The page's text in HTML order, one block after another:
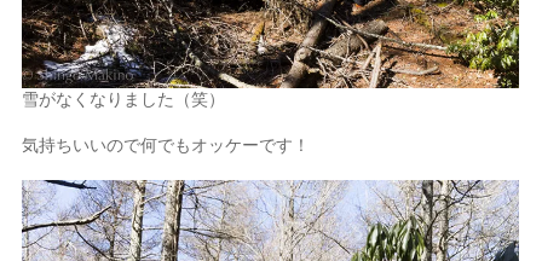
雪がなくなりました（笑）
気持ちいいので何でもオッケーです！